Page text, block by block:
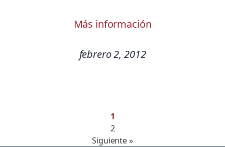
Más información
febrero 2, 2012
1
2
Siguiente »